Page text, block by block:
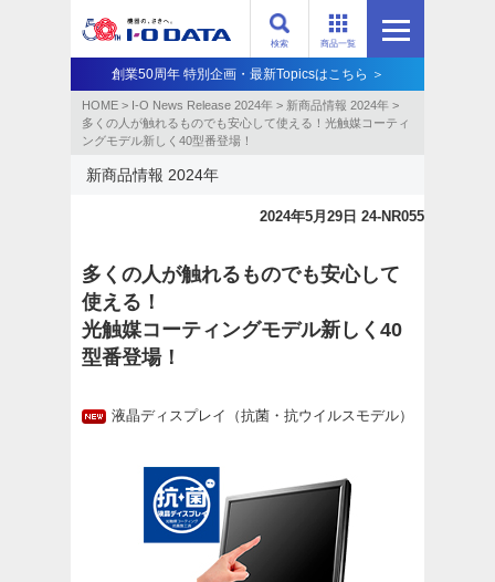
商品一覧
検索
創業50周年 特別企画・最新Topicsはこちら ＞
HOME > I-O News Release 2024年 > 新商品情報 2024年 >
多くの人が触れるものでも安心して使える！光触媒コーティ
ングモデル新しく40型番登場！
新商品情報 2024年
2024年5月29日 24-NR055
多くの人が触れるものでも安心して
使える！
光触媒コーティングモデル新しく40
型番登場！
液晶ディスプレイ（抗菌・抗ウイルスモデル）